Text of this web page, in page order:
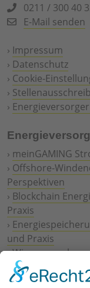
0211 / 300 40
E-Mail senden
› Impressum
› Datenschutz
› Cookie-
›
›
› meinGAMING
› Offshore-
Perspektiven
› Blockchain
Praxis
›
und Praxis
›Wie
Digitalisierung
Prozesse